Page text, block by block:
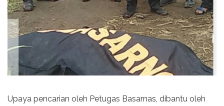
Upaya pencarian oleh Petugas Basarnas, dibantu oleh